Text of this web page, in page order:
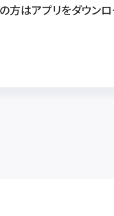
方はアプリをダウンロ